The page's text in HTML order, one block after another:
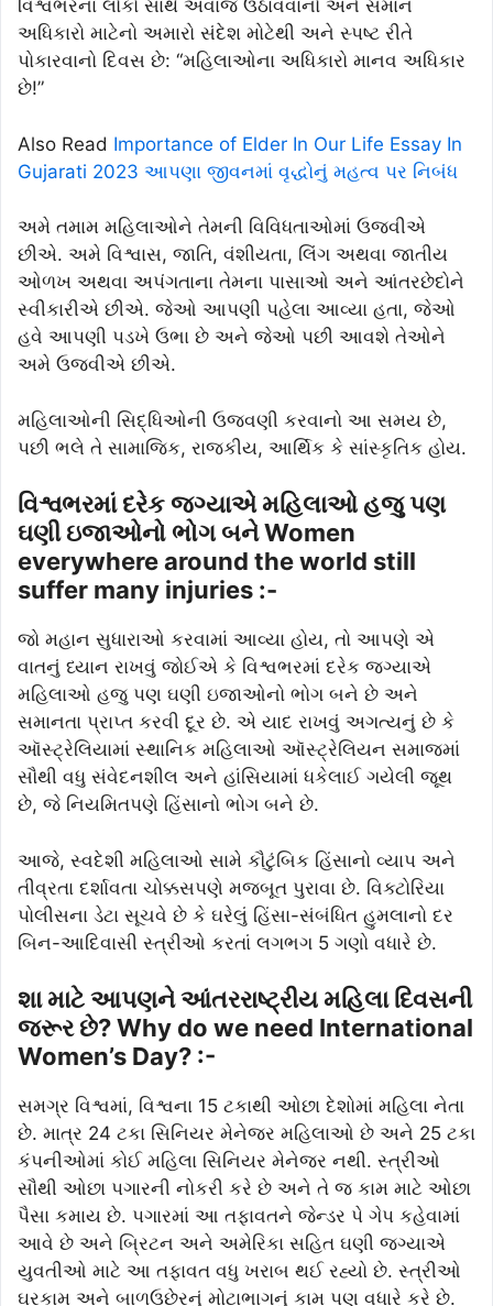
વિશ્વભરના લોકો સાથે અવાજ ઉઠાવવાનો અને સમાન
અધિકારો માટેનો અમારો સંદેશ મોટેથી અને સ્પષ્ટ રીતે
પોકારવાનો દિવસ છે: “મહિલાઓના અધિકારો માનવ અધિકાર
છે!”
Also Read Importance of Elder In Our Life Essay In
Gujarati 2023 આપણા જીવનમાં વૃદ્ધોનું મહત્વ પર નિબંધ
અમે તમામ મહિલાઓને તેમની વિવિધતાઓમાં ઉજવીએ
છીએ. અમે વિશ્વાસ, જાતિ, વંશીયતા, લિંગ અથવા જાતીય
ઓળખ અથવા અપંગતાના તેમના પાસાઓ અને આંતરછેદોને
સ્વીકારીએ છીએ. જેઓ આપણી પહેલા આવ્યા હતા, જેઓ
હવે આપણી પડખે ઉભા છે અને જેઓ પછી આવશે તેઓને
અમે ઉજવીએ છીએ.
મહિલાઓની સિદ્ધિઓની ઉજવણી કરવાનો આ સમય છે,
પછી ભલે તે સામાજિક, રાજકીય, આર્થિક કે સાંસ્કૃતિક હોય.
વિશ્વભરમાં દરેક જગ્યાએ મહિલાઓ હજુ પણ
ઘણી ઇજાઓનો ભોગ બને Women
everywhere around the world still
suffer many injuries :-
જો મહાન સુધારાઓ કરવામાં આવ્યા હોય, તો આપણે એ
વાતનું ધ્યાન રાખવું જોઈએ કે વિશ્વભરમાં દરેક જગ્યાએ
મહિલાઓ હજુ પણ ઘણી ઇજાઓનો ભોગ બને છે અને
સમાનતા પ્રાપ્ત કરવી દૂર છે. એ યાદ રાખવું અગત્યનું છે કે
ઑસ્ટ્રેલિયામાં સ્થાનિક મહિલાઓ ઑસ્ટ્રેલિયન સમાજમાં
સૌથી વધુ સંવેદનશીલ અને હાંસિયામાં ધકેલાઈ ગયેલી જૂથ
છે, જે નિયમિતપણે હિંસાનો ભોગ બને છે.
આજે, સ્વદેશી મહિલાઓ સામે કૌટુંબિક હિંસાનો વ્યાપ અને
તીવ્રતા દર્શાવતા ચોક્કસપણે મજબૂત પુરાવા છે. વિક્ટોરિયા
પોલીસના ડેટા સૂચવે છે કે ઘરેલું હિંસા-સંબંધિત હુમલાનો દર
બિન-આદિવાસી સ્ત્રીઓ કરતાં લગભગ 5 ગણો વધારે છે.
શા માટે આપણને આંતરરાષ્ટ્રીય મહિલા દિવસની
જરૂર છે? Why do we need International
Women’s Day? :-
સમગ્ર વિશ્વમાં, વિશ્વના 15 ટકાથી ઓછા દેશોમાં મહિલા નેતા
છે. માત્ર 24 ટકા સિનિયર મેનેજર મહિલાઓ છે અને 25 ટકા
કંપનીઓમાં કોઈ મહિલા સિનિયર મેનેજર નથી. સ્ત્રીઓ
સૌથી ઓછા પગારની નોકરી કરે છે અને તે જ કામ માટે ઓછા
પૈસા કમાય છે. પગારમાં આ તફાવતને જેન્ડર પે ગેપ કહેવામાં
આવે છે અને બ્રિટન અને અમેરિકા સહિત ઘણી જગ્યાએ
યુવતીઓ માટે આ તફાવત વધુ ખરાબ થઈ રહ્યો છે. સ્ત્રીઓ
ઘરકામ અને બાળઉછેરનું મોટાભાગનું કામ પણ વધારે કરે છે.